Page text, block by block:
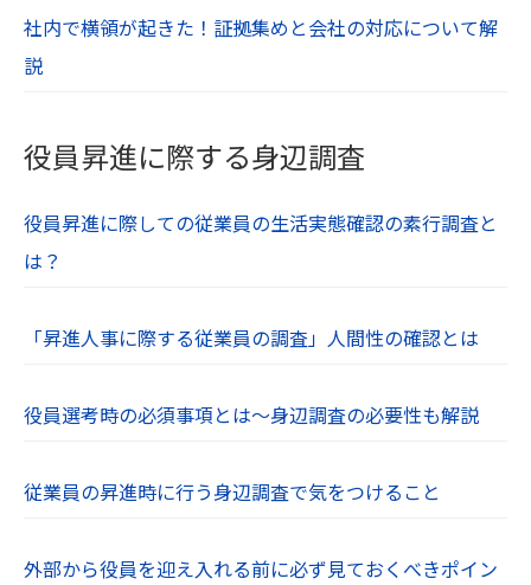
社内で横領が起きた！証拠集めと会社の対応について解
説
役員昇進に際する身辺調査
役員昇進に際しての従業員の生活実態確認の素行調査と
は？
「昇進人事に際する従業員の調査」人間性の確認とは
役員選考時の必須事項とは～身辺調査の必要性も解説
従業員の昇進時に行う身辺調査で気をつけること
外部から役員を迎え入れる前に必ず見ておくべきポイン